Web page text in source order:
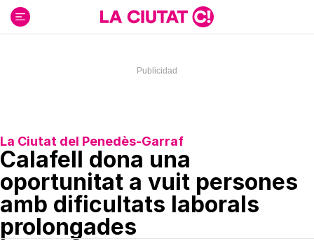
contenido
La Ciutat del Penedès-Garraf
Calafell dona una
oportunitat a vuit persones
amb dificultats laborals
prolongades